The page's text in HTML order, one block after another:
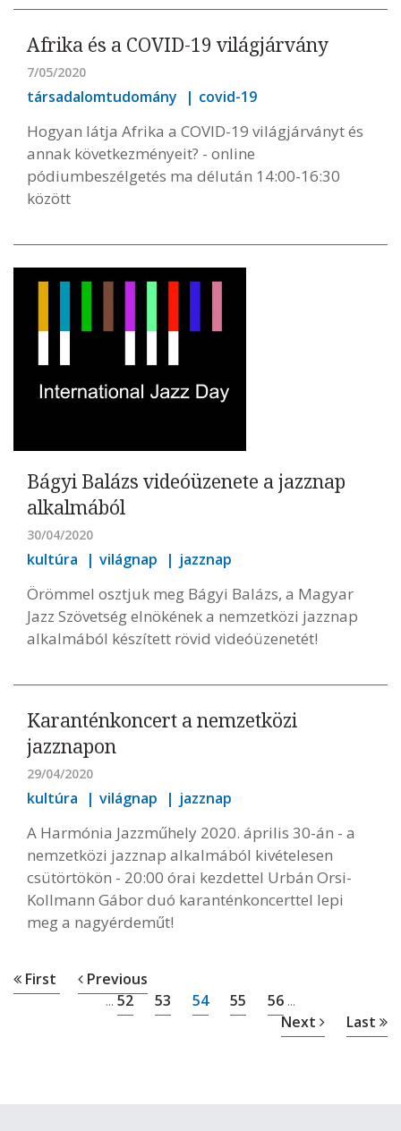
Afrika és a COVID-19 világjárvány
7/05/2020
társadalomtudomány covid-19
Hogyan látja Afrika a COVID-19 világjárványt és
annak következményeit? - online
pódiumbeszélgetés ma délután 14:00-16:30
között
Bágyi Balázs videóüzenete a jazznap
alkalmából
30/04/2020
kultúra világnap jazznap
Örömmel osztjuk meg Bágyi Balázs, a Magyar
Jazz Szövetség elnökének a nemzetközi jazznap
alkalmából készített rövid videóüzenetét!
Karanténkoncert a nemzetközi
jazznapon
29/04/2020
kultúra világnap jazznap
A Harmónia Jazzműhely 2020. április 30-án - a
nemzetközi jazznap alkalmából kivételesen
csütörtökön - 20:00 órai kezdettel Urbán Orsi-
Kollmann Gábor duó karanténkoncerttel lepi
meg a nagyérdeműt!
First Previous
... 52 53 54 55 56 ...
Next Last